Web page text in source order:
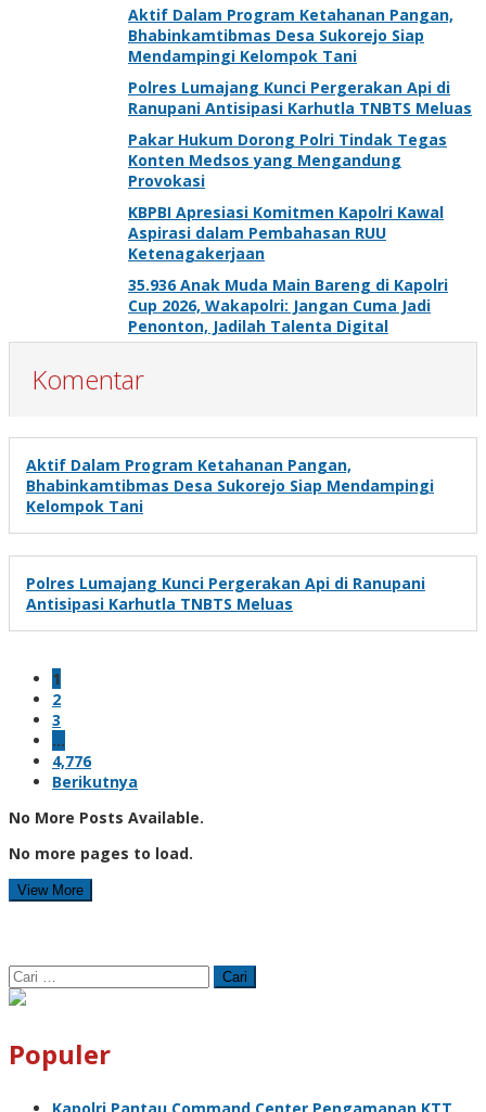
Aktif Dalam Program Ketahanan Pangan,
Bhabinkamtibmas Desa Sukorejo Siap
Mendampingi Kelompok Tani
Polres Lumajang Kunci Pergerakan Api di
Ranupani Antisipasi Karhutla TNBTS Meluas
Pakar Hukum Dorong Polri Tindak Tegas
Konten Medsos yang Mengandung
Provokasi
KBPBI Apresiasi Komitmen Kapolri Kawal
Aspirasi dalam Pembahasan RUU
Ketenagakerjaan
35.936 Anak Muda Main Bareng di Kapolri
Cup 2026, Wakapolri: Jangan Cuma Jadi
Penonton, Jadilah Talenta Digital
Komentar
Aktif Dalam Program Ketahanan Pangan,
Bhabinkamtibmas Desa Sukorejo Siap Mendampingi
Kelompok Tani
Polres Lumajang Kunci Pergerakan Api di Ranupani
Antisipasi Karhutla TNBTS Meluas
1
2
3
…
4,776
Berikutnya
No More Posts Available.
No more pages to load.
View More
Cari
untuk:
Populer